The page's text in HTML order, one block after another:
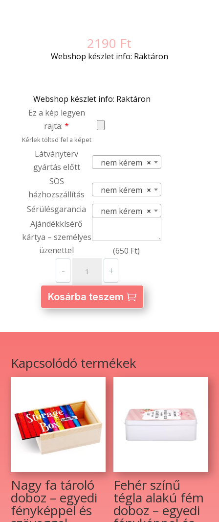
2190 Ft
Webshop készlet info: Raktáron
Webshop készlet info: Raktáron
Ez a kép legyen
rajta:*
Kérlek töltsd fel a képet
Látványterv
gyártás előtt
×
nem kérem
SOS
házhozszállítás
×
nem kérem
Sérülésgarancia
×
nem kérem
Ajándékkísérő
kártya – személyes
üzenettel
(650 Ft)
-
tároló
doboz
–
egyedi
és
szöveggel
mennyiség
+
Kosárba teszem
Kapcsolódó termékek
Nagy fa tároló
doboz – egyedi
fényképpel és
Fehér színű
tégla alakú fém
doboz – egyedi